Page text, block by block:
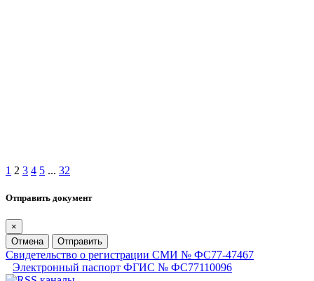
1 2 3 4 5 ... 32
Отправить документ
×
Отмена
Отправить
Свидетельство о регистрации СМИ № ФС77-47467
Электронный паспорт ФГИС № ФС77110096